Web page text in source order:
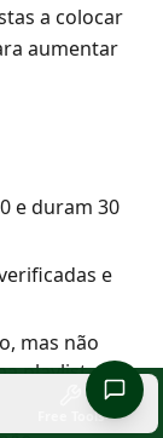
a colocar
aumentar
e duram 30
e
mas não
playlist
Free Tools